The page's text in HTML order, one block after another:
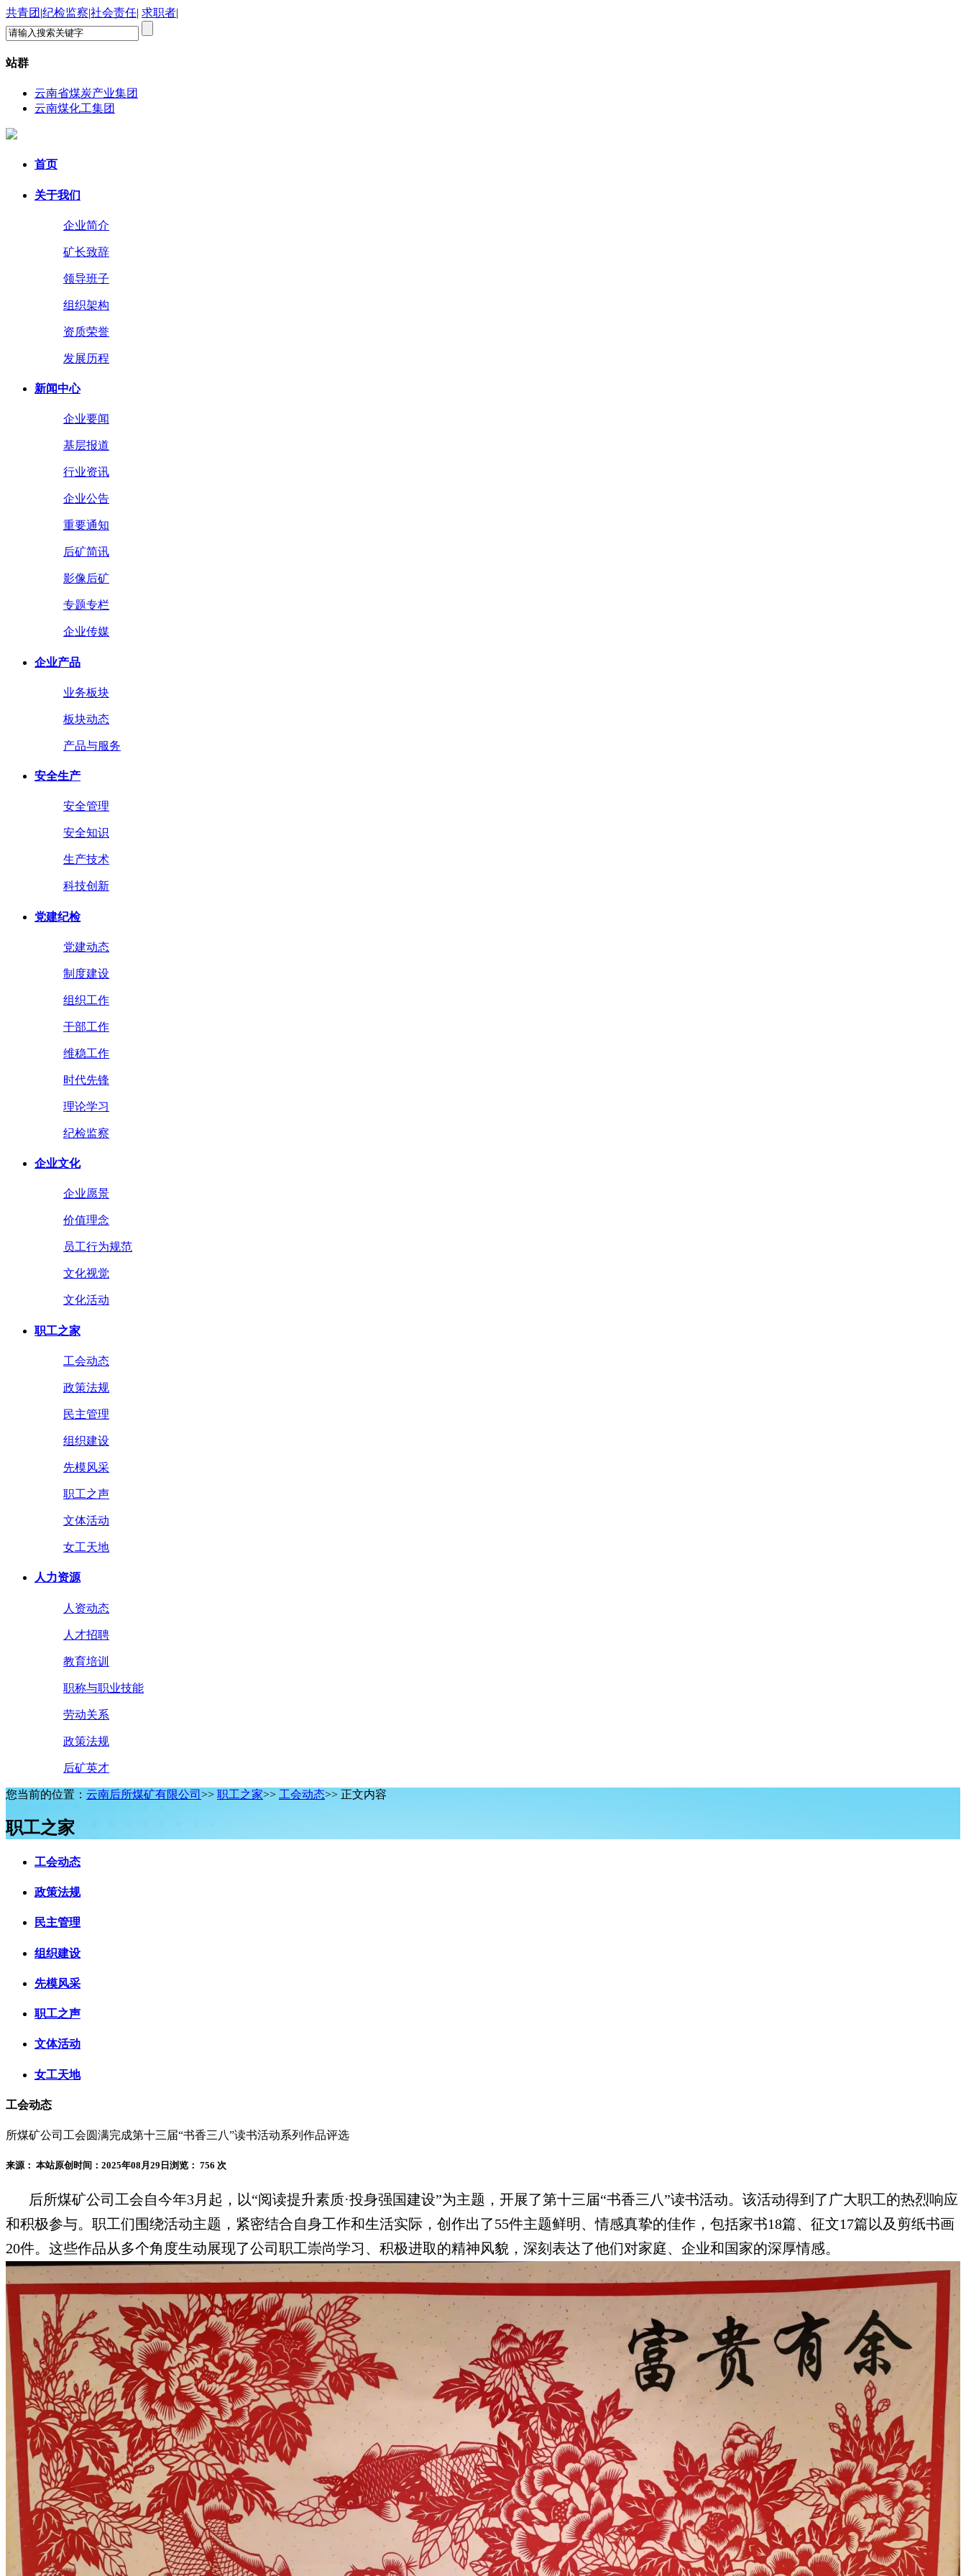
共青团 |纪检监察|社会责任| 求职者|
站群
云南省煤炭产业集团
云南煤化工集团
首页
关于我们
企业简介
矿长致辞
领导班子
组织架构
资质荣誉
发展历程
新闻中心
企业要闻
基层报道
行业资讯
企业公告
重要通知
后矿简讯
影像后矿
专题专栏
企业传媒
企业产品
业务板块
板块动态
产品与服务
安全生产
安全管理
安全知识
生产技术
科技创新
党建纪检
党建动态
制度建设
组织工作
干部工作
维稳工作
时代先锋
理论学习
纪检监察
企业文化
企业愿景
价值理念
员工行为规范
文化视觉
文化活动
职工之家
工会动态
政策法规
民主管理
组织建设
先模风采
职工之声
文体活动
女工天地
人力资源
人资动态
人才招聘
教育培训
职称与职业技能
劳动关系
政策法规
后矿英才
您当前的位置： 云南后所煤矿有限公司 >> 职工之家>> 工会动态>> 正文内容
职工之家
工会动态
政策法规
民主管理
组织建设
先模风采
职工之声
文体活动
女工天地
工会动态
所煤矿公司工会圆满完成第十三届“书香三八”读书活动系列作品评选
来源： 本站原创 时间：2025年08月29日 浏览： 756 次
后所煤矿公司工会自今年3月起 ， 以“阅读提升素质·投身强国建设”为主题， 开展了第十三届“书香三八”读书活动。该活动得到了广大职工的热烈响应
和积极参与。职工们围绕活动主题，紧密结合自身工作和生活实际，创作出了55件主题鲜明、情感真挚的佳作，包括家书18篇、征文17篇以及剪纸书画
20件。这些作品从多个角度生动展现了公司职工崇尚学习、积极进取的精神风貌，深刻表达了他们对家庭、企业和国家的深厚情感。